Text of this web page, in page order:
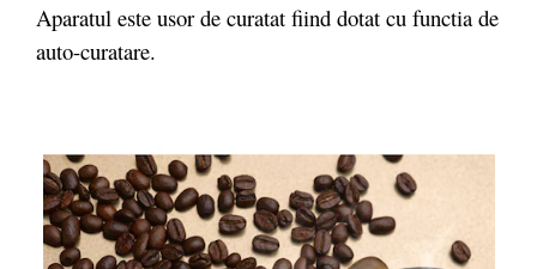
Aparatul este usor de curatat fiind dotat cu functia de
auto-curatare.